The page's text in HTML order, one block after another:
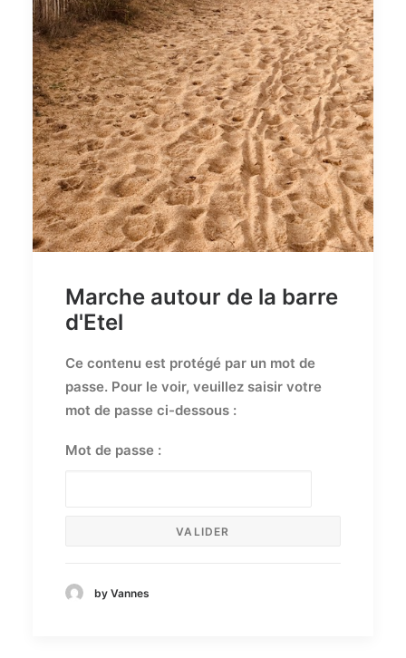
Marche autour de la barre
d'Etel
Ce contenu est protégé par un mot de
passe. Pour le voir, veuillez saisir votre
mot de passe ci-dessous :
Mot de passe :
by Vannes